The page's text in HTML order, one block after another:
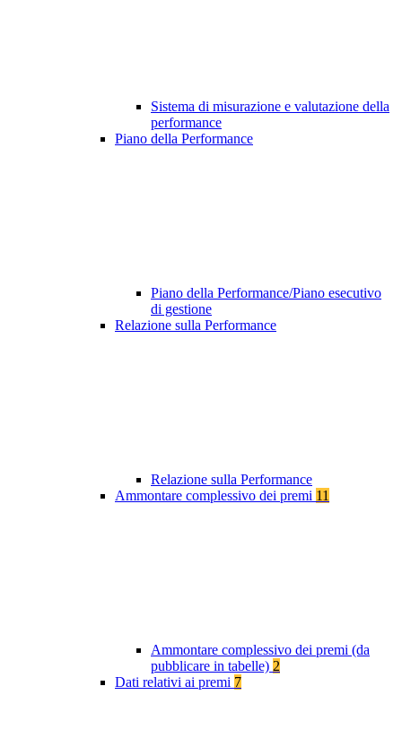
Sistema di misurazione e valutazione della
performance
Piano della Performance
Piano della Performance/Piano esecutivo
di gestione
Relazione sulla Performance
Relazione sulla Performance
Ammontare complessivo dei premi 11
Ammontare complessivo dei premi (da
pubblicare in tabelle) 2
Dati relativi ai premi 7